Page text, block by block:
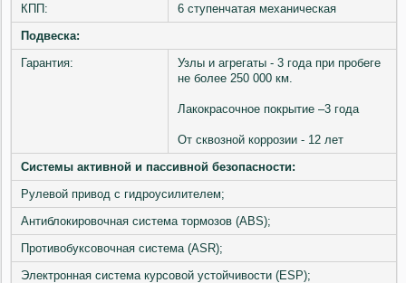
КПП:
6 ступенчатая механическая
Подвеска:
Гарантия:
Узлы и агрегаты - 3 года при пробеге
не более 250 000 км.
Лакокрасочное покрытие –3 года
От сквозной коррозии - 12 лет
Системы активной и пассивной безопасности:
Рулевой привод с гидроусилителем;
Антиблокировочная система тормозов (ABS);
Противобуксовочная система (ASR);
Электронная система курсовой устойчивости (ESP);